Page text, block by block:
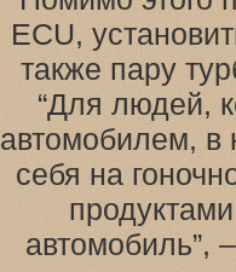
ECU,
также пару
“Для людей,
автомобилем, в
себя на
автомобиль”,